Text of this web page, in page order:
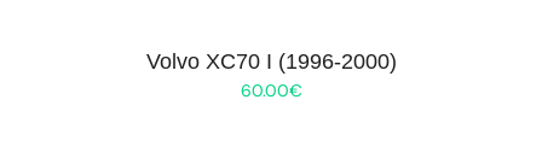
Volvo XC70 I (1996-2000)
60.00€